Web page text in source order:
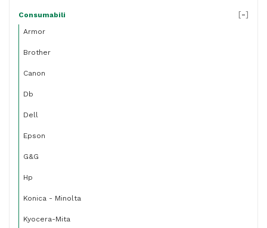
Consumabili
Armor
Brother
Canon
Db
Dell
Epson
G&g
Hp
Konica - Minolta
Kyocera-Mita
[-]